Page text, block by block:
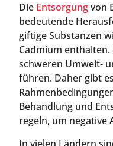
Die Entsorgungvon
bedeutende
giftige Substanzen
Cadmium enthalten.
schweren Umwelt-
führen. Daher gibt
Behandlung und
regeln, um negative